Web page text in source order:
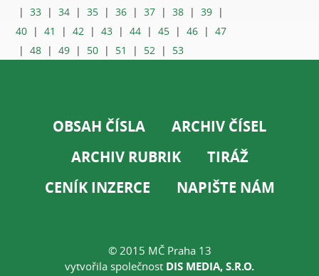
|33 |34 |35 |36 |37 |38 |39 |
40 |41 |42 |43 |44 |45 |46 |47
|48 |49 | 50 | 51 | 52 | 53
OBSAH ČÍSLA
ARCHIV ČÍSEL
ARCHIV RUBRIK
TIRÁŽ
CENÍK INZERCE
NAPIŠTE NÁM
© 2015 MČ Praha 13
vytvořila společnost DIS MEDIA, S.R.O.